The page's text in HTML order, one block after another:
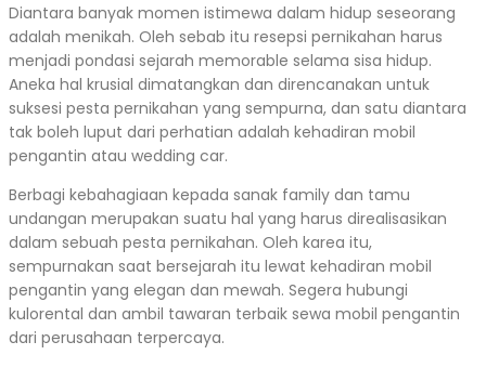
Diantara banyak momen istimewa dalam hidup seseorang
adalah menikah. Oleh sebab itu resepsi pernikahan harus
menjadi pondasi sejarah memorable selama sisa hidup.
Aneka hal krusial dimatangkan dan direncanakan untuk
suksesi pesta pernikahan yang sempurna, dan satu diantara
tak boleh luput dari perhatian adalah kehadiran mobil
pengantin atau wedding car.
Berbagi kebahagiaan kepada sanak family dan tamu
undangan merupakan suatu hal yang harus direalisasikan
dalam sebuah pesta pernikahan. Oleh karea itu,
sempurnakan saat bersejarah itu lewat kehadiran mobil
pengantin yang elegan dan mewah. Segera hubungi
kulorental dan ambil tawaran terbaik sewa mobil pengantin
dari perusahaan terpercaya.